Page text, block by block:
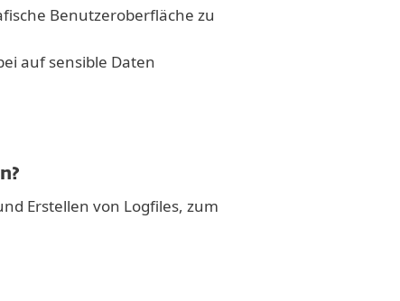
Benutzeroberfläche zu
auf sensible Daten
Erstellen von Logfiles, zum